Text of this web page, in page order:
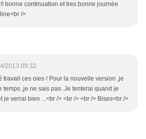
bonne continuation et tres bonne journée
/>
2013 09:32
travail ces oies ! Pour la nouvelle version ,je
temps ,je ne sais pas .Je tenterai quand je
je verrai bien ...<br /> <br /> <br /> Bises<br />